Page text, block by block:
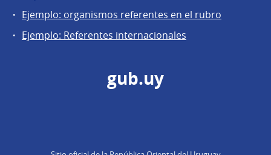
Ejemplo: organismos referentes en el rubro
Ejemplo: Referentes internacionales
gub.uy